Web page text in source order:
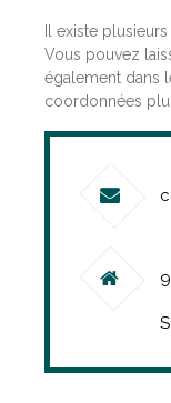
Il existe
Vous pouvez
également dans
coordonnées